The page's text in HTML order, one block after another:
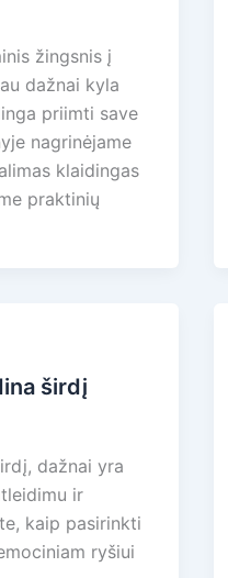
žingsnis į
dažnai kyla
priimti save
nagrinėjame
klaidingas
praktinių
širdį
dažnai yra
ir
kaip pasirinkti
ryšiui